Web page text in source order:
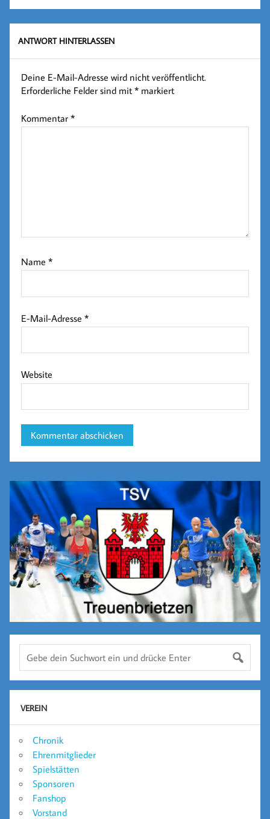
ANTWORT HINTERLASSEN
Deine E-Mail-Adresse wird nicht veröffentlicht.
Erforderliche Felder sind mit* markiert
Kommentar*
Name*
E-Mail-Adresse*
Website
VEREIN
Chronik
Ehrenmitglieder
Spielstätten
Sponsoren
Fanshop
Vorstand